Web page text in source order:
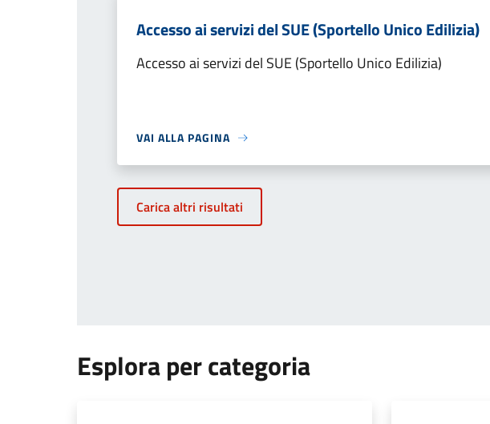
Accesso ai servizi del SUE (Sportello Unico Edilizia)
Accesso ai servizi del SUE (Sportello Unico Edilizia)
VAI ALLA PAGINA
Carica altri risultati
Esplora per categoria